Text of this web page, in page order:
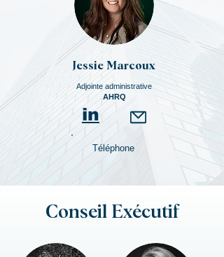
Jessie Marcoux
Adjointe administrative
AHRQ
in
Téléphone
Conseil Exécutif